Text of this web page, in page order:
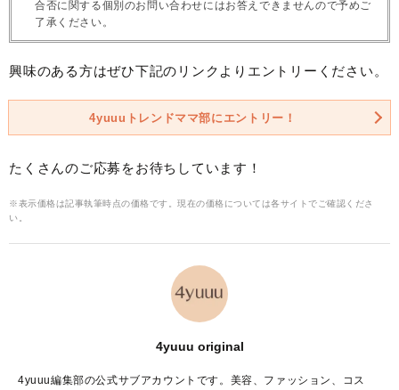
合否に関する個別のお問い合わせにはお答えできませんので予めご
了承ください。
興味のある方はぜひ下記のリンクよりエントリーください。
4yuuuトレンドママ部にエントリー！
たくさんのご応募をお待ちしています！
※表示価格は記事執筆時点の価格です。現在の価格については各サイトでご確認くださ
い。
4yuuu original
4yuuu編集部の公式サブアカウントです。美容、ファッション、コス